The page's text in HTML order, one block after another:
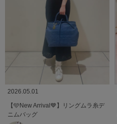
2026.05.01
【🩵New Arrival💙】リングムラ糸デ
ニムバッグ